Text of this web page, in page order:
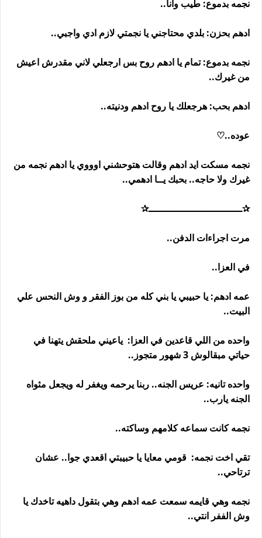
نجمه بدموع: طيب وانا..
ادهم بحزن: بلدي محتاجني يا نجمتي لازم ادي واجبي..
نجمه بدموع: تمام يا ادهم روح بس ارجعلي لاني مقدرش اعيش
من غيرك..
ادهم بحب: هرجعلك يا روح ادهم ودنيته..
عوده..♡
نجمه مسكت ايد ادهم وقالت هتوحشني اوووي يا ادهم نجمه من
غيرك ولا حاجه.. بحبك يــا ادهمي..
✰ــــــــــــــــــــــــــــــــ✰
مرت اجراءات الدفن..
في العزا..
عمه ادهم: يا حبيبي يا بني كله من بوز الفقر و وش النحس علي
البيت..
واحده من اللي قاعدين في العزا: ياعيني ملحقش يتهنا في
حياتي مبقالوش 3 شهور متجوز..
واحده تانيه: عريس الجنه.. ربنا يرحمه ويغفر له ويجعل مثواه
الجنه يارب..
نجمه كانت سماعه كلامهم وساكته..
تقي اخت نجمه: قومي معايا يا حبيبتي اقعدي جوا.. عشان
ترتاحي..
نجمه وهي قايمه سمعت عمه ادهم وهي بتقول داهيه تاخدك يا
وش الففر انتي..